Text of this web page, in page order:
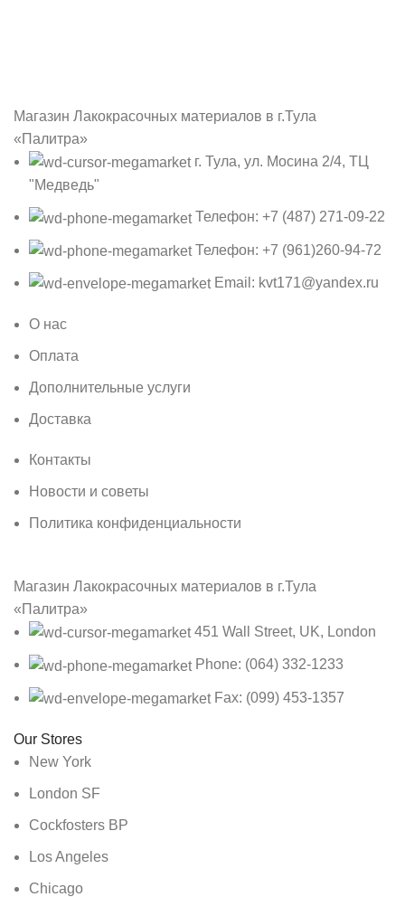
Магазин Лакокрасочных материалов в г.Тула
«Палитра»
г. Тула, ул. Мосина 2/4, ТЦ
"Медведь"
Телефон: +7 (487) 271-09-22
Телефон: +7 (961)260-94-72
Email: kvt171@yandex.ru
О нас
Оплата
Дополнительные услуги
Доставка
Контакты
Новости и советы
Политика конфиденциальности
Магазин Лакокрасочных материалов в г.Тула
«Палитра»
451 Wall Street, UK, London
Phone: (064) 332-1233
Fax: (099) 453-1357
Our Stores
New York
London SF
Cockfosters BP
Los Angeles
Chicago